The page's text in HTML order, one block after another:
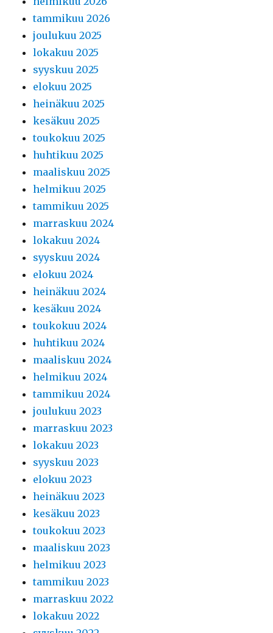
tammikuu 2026
joulukuu 2025
lokakuu 2025
syyskuu 2025
elokuu 2025
heinäkuu 2025
kesäkuu 2025
toukokuu 2025
huhtikuu 2025
maaliskuu 2025
helmikuu 2025
tammikuu 2025
marraskuu 2024
lokakuu 2024
syyskuu 2024
elokuu 2024
heinäkuu 2024
kesäkuu 2024
toukokuu 2024
huhtikuu 2024
maaliskuu 2024
helmikuu 2024
tammikuu 2024
joulukuu 2023
marraskuu 2023
lokakuu 2023
syyskuu 2023
elokuu 2023
heinäkuu 2023
kesäkuu 2023
toukokuu 2023
maaliskuu 2023
helmikuu 2023
tammikuu 2023
marraskuu 2022
lokakuu 2022